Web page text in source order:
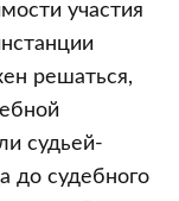
участия
решаться,
судьей-
до судебного